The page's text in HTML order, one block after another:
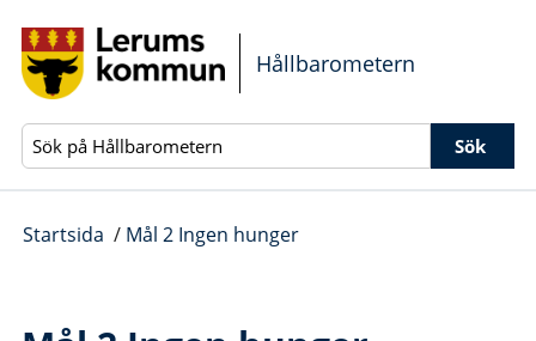
Hållbarometern
Sök
Startsida / Mål 2 Ingen hunger